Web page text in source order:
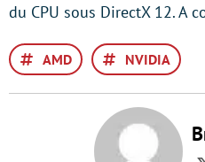
du CPU sous DirectX 12. A
AMD NVIDIA